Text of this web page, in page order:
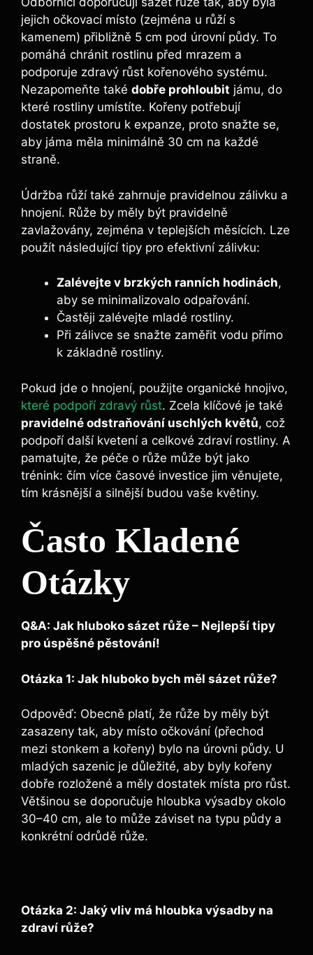
jejich očkovací ⁢místo (zejména ‌u ‍růží s
kamenem)⁣ přibližně⁢ 5 cm ⁢pod úrovní půdy.‍ To
pomáhá ​chránit rostlinu ⁣před mrazem a
podporuje ⁢zdravý růst⁢ kořenového systému.
Nezapomeňte také dobře prohloubit ‌jámu, do
které rostliny umístíte. Kořeny​ potřebují
dostatek prostoru k expanze, proto ⁤snažte se,⁣
aby jáma měla minimálně‌ 30 cm​ na ‌každé
straně.
Údržba ‍růží také zahrnuje pravidelnou zálivku a
hnojení. Růže by měly být pravidelně
zavlažovány, ⁢zejména v teplejších měsících. Lze
použít následující‌ tipy pro efektivní zálivku:
Zalévejte v brzkých ranních​ hodinách,
aby⁤ se minimalizovalo odpařování.
Častěji zalévejte‌ mladé rostliny.
Při zálivce se snažte zaměřit vodu přímo
k⁣ základně rostliny.
Pokud ​jde⁣ o hnojení, použijte organické ‌hnojivo,​
které podpoří zdravý růst.⁢ Zcela klíčové je také
pravidelné ‌odstraňování uschlých květů,⁤ což​
podpoří další kvetení a ‌celkové zdraví rostliny. A
pamatujte,⁢ že ⁤péče‌ o růže⁣ může být jako
trénink: čím⁢ více časové investice jim věnujete,
‍tím ​krásnější a silnější budou vaše květiny.
Často Kladené
Otázky
Q&A:⁣ Jak hluboko sázet⁤ růže⁢ – Nejlepší tipy⁢
pro úspěšné pěstování!
Otázka 1: Jak hluboko bych měl sázet růže?
Odpověď: Obecně platí, ‌že ‍růže by⁤ měly‍ být
zasazeny tak, aby ⁤místo⁤ očkování (přechod​
mezi stonkem a kořeny) bylo ⁣na úrovni půdy. U
mladých sazenic⁣ je ​důležité, aby byly kořeny
dobře‍ rozložené ‌a měly dostatek místa‍ pro růst.
Většinou se doporučuje hloubka výsadby okolo
30–40 cm, ‌ale ‌to ⁣může záviset na typu půdy a
konkrétní odrůdě růže.
Otázka 2: Jaký vliv má hloubka výsadby na
zdraví růže?